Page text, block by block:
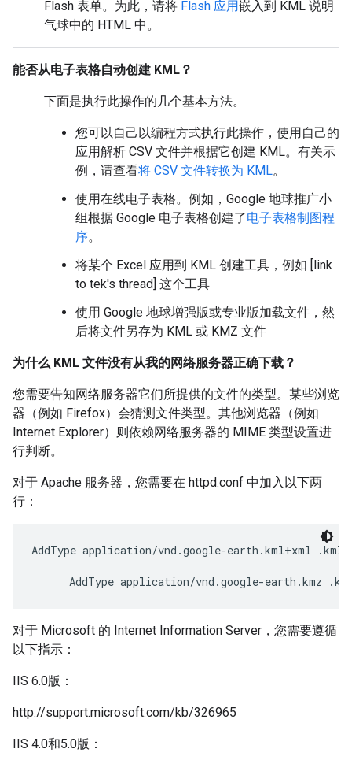
Flash 表单。为此，请将 Flash 应用嵌入到 KML 说明
气球中的 HTML 中。
能否从电子表格自动创建 KML？
下面是执行此操作的几个基本方法。
您可以自己以编程方式执行此操作，使用自己的
应用解析 CSV 文件并根据它创建 KML。有关示
例，请查看将 CSV 文件转换为 KML。
使用在线电子表格。例如，Google 地球推广小
组根据 Google 电子表格创建了电子表格制图程
序。
将某个 Excel 应用到 KML 创建工具，例如 [link
to tek's thread] 这个工具
使用 Google 地球增强版或专业版加载文件，然
后将文件另存为 KML 或 KMZ 文件
为什么 KML 文件没有从我的网络服务器正确下载？
您需要告知网络服务器它们所提供的文件的类型。某些浏览
器（例如 Firefox）会猜测文件类型。其他浏览器（例如
Internet Explorer）则依赖网络服务器的 MIME 类型设置进
行判断。
对于 Apache 服务器，您需要在 httpd.conf 中加入以下两
行：
AddType application/vnd.google-earth.kml+xml .kml
AddType application/vnd.google-earth.kmz
对于 Microsoft 的 Internet Information Server，您需要遵循
以下指示：
IIS 6.0版：
http://support.microsoft.com/kb/326965
IIS 4.0和5.0版：